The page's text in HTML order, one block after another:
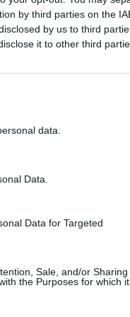
by third parties on the
by us to third
it to other third
data.
Data.
Data for Targeted
Sale, and/or Sharing
the Purposes for which it
di dispositivi precedenti2
I servizi online per
sono forniti da LaLiga
Note9, nonché i
Note 9, S9 e S9+. Per
WhatsApp
E-Mail: